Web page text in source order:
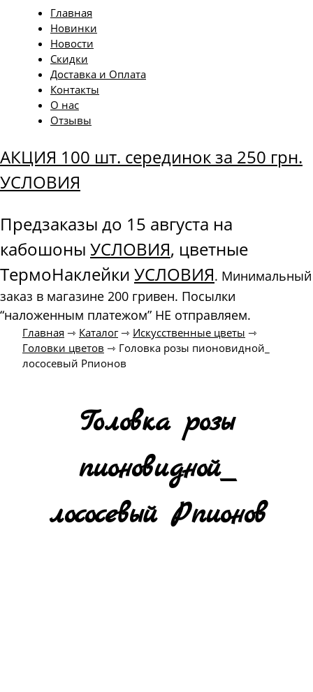
Главная
Новинки
Новости
Скидки
Доставка и Оплата
Контакты
О нас
Отзывы
АКЦИЯ 100 шт. серединок за 250 грн.
УСЛОВИЯ
Предзаказы до 15 августа на
кабошоны УСЛОВИЯ, цветные
ТермоНаклейки УСЛОВИЯ. Минимальный
заказ в магазине 200 гривен. Посылки
“наложенным платежом” НЕ отправляем.
Главная ⇾ Каталог⇾ Искусственные цветы ⇾
Головки цветов ⇾ Головка розы пионовидной_
лососевый Рпионов
Головка розы
пионовидной_
лососевый Рпионов